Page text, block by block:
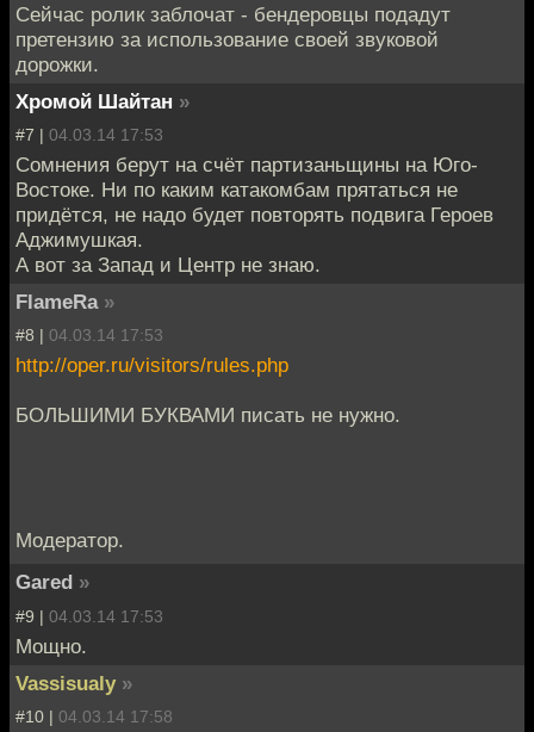
Сейчас ролик заблочат - бендеровцы подадут
претензию за использование своей звуковой
дорожки.
Хромой Шайтан »
#7 | 04.03.14 17:53
Сомнения берут на счёт партизаньщины на Юго-
Востоке. Ни по каким катакомбам прятаться не
придётся, не надо будет повторять подвига Героев
Аджимушкая.
А вот за Запад и Центр не знаю.
FlameRa »
#8 | 04.03.14 17:53
http://oper.ru/visitors/rules.php
БОЛЬШИМИ БУКВАМИ писать не нужно.
Модератор.
Gared »
#9 | 04.03.14 17:53
Мощно.
Vassisualy »
#10 | 04.03.14 17:58